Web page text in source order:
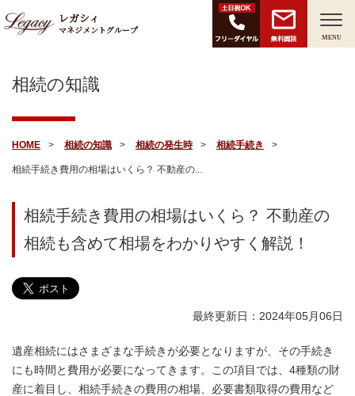
レガシィ
マネジメントグループ
無料面談 MENU
相続の知識
HOME 相続の知識 相続の発生時 相続手続き
相続手続き費用の相場はいくら？ 不動産の...
相続手続き費用の相場はいくら？ 不動産の
相続も含めて相場をわかりやすく解説！
最終更新日：2024年05月06日
遺産相続にはさまざまな手続きが必要となりますが、その手続き
にも時間と費用が必要になってきます。この項目では、4種類の財
産に着目し、相続手続きの費用の相場、必要書類取得の費用など